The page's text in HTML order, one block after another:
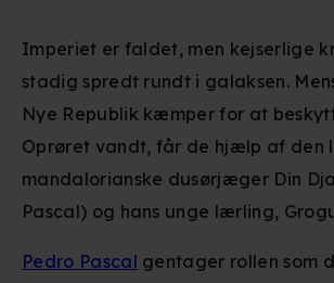
Imperiet er faldet, men kejserlige
stadig spredt rundt i galaksen.
Nye Republik kæmper for at
Oprøret vandt, får de hjælp af den
mandalorianske dusørjæger Din
Pascal) og hans unge lærling,
Pedro Pascal gentager rollen som